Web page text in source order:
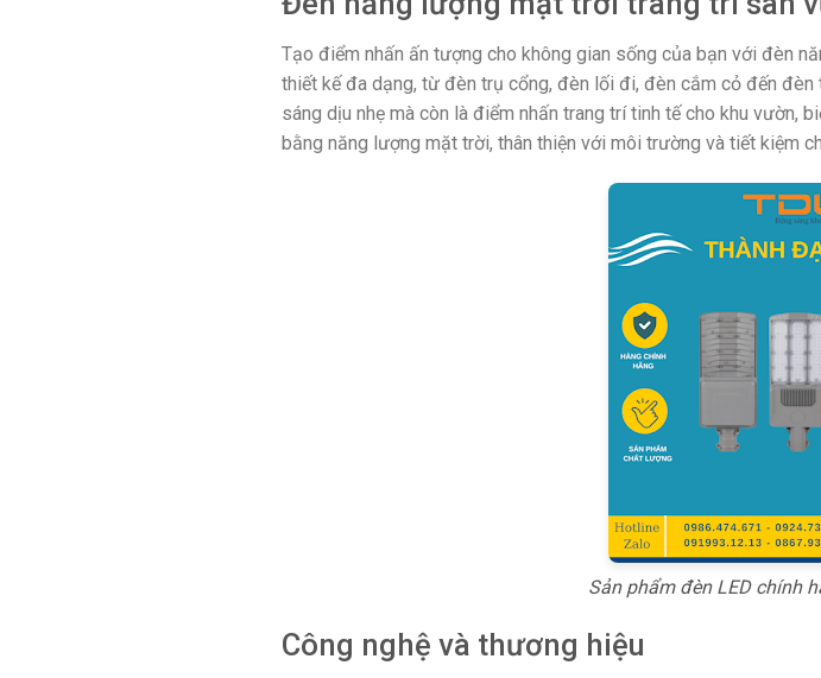
Tạo điểm nhấn ấn tượng cho không gian sống của bạn với đèn
thiết kế đa dạng, từ đèn trụ cổng, đèn lối đi, đèn cắm cỏ đến
sáng dịu nhẹ mà còn là điểm nhấn trang trí tinh tế cho khu vườn,
bằng năng lượng mặt trời, thân thiện với môi trường và tiết kiệm
Sản phẩm đèn LED chính
Công nghệ và thương hiệu